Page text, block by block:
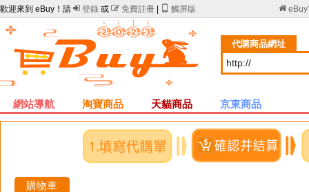
歡迎來到 eBuy！請  登錄 或  免費註冊 觸屏版 eBuy
代購商品網址
網站導航 淘寶商品 天貓商品 京東商品
購物車